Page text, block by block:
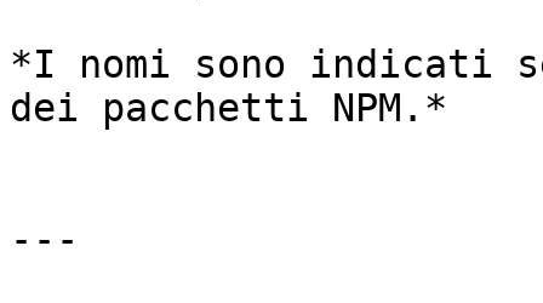
*I nomi sono indicati
dei pacchetti NPM.*
---